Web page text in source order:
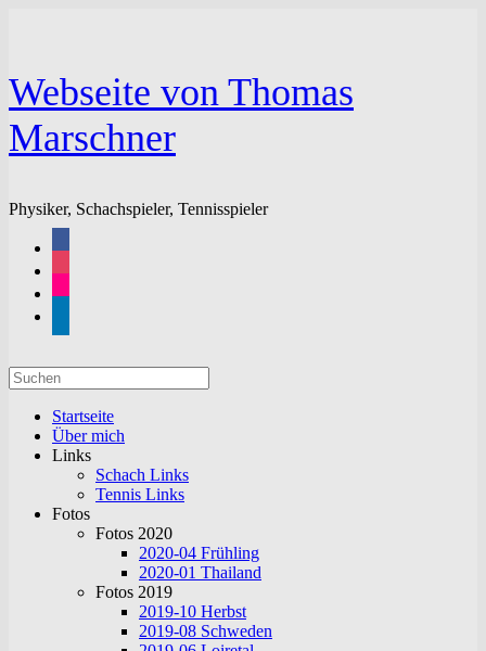
Webseite von Thomas
Marschner
Physiker, Schachspieler, Tennisspieler
Suchen
nach:
Startseite
Über mich
Links
Schach Links
Tennis Links
Fotos
Fotos 2020
2020-04 Frühling
2020-01 Thailand
Fotos 2019
2019-10 Herbst
2019-08 Schweden